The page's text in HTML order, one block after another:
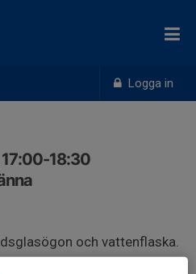
Logga in
18:30
och vattenflaska.